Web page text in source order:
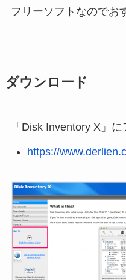
フリーソフトなのでお
ダウンロード
「Disk Inventory X」に
https://